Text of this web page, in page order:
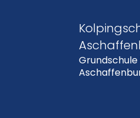
Grundschule